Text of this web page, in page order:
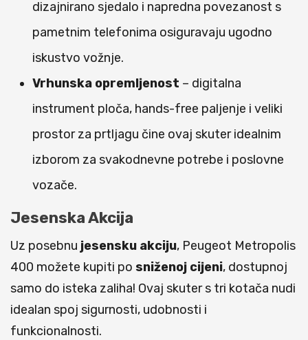
dizajnirano sjedalo i napredna povezanost s
pametnim telefonima osiguravaju ugodno
iskustvo vožnje.
Vrhunska opremljenost – digitalna
instrument ploča, hands-free paljenje i veliki
prostor za prtljagu čine ovaj skuter idealnim
izborom za svakodnevne potrebe i poslovne
vozače.
Jesenska Akcija
Uz posebnu jesensku akciju, Peugeot Metropolis
400 možete kupiti po sniženoj cijeni, dostupnoj
samo do isteka zaliha! Ovaj skuter s tri kotača nudi
idealan spoj sigurnosti, udobnosti i
funkcionalnosti.